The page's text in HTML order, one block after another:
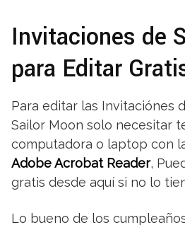
Invitaciones de
para Editar
Para editar las Invitaciónes
Sailor Moon solo necesitar
computadora o laptop con
Adobe Acrobat Reader,
gratis desde aquí si no lo
Lo bueno de los